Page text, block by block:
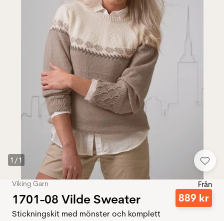
1 /1
Viking Garn
1701-08 Vilde Sweater
Från
889 kr
Stickningskit med mönster och komplett